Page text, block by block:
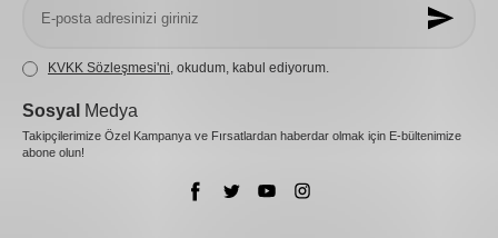
KVKK Sözleşmesi'ni, okudum, kabul ediyorum.
Sosyal Medya
Takipçilerimize Özel Kampanya ve Fırsatlardan haberdar olmak için E-bültenimize
abone olun!